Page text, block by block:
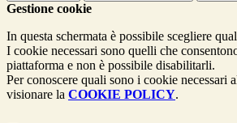
Gestione cookie
In questa schermata è possibile scegliere
I cookie necessari sono quelli che
piattaforma e non è possibile disabilitarli.
Per conoscere quali sono i cookie necessari
visionare la COOKIE POLICY.